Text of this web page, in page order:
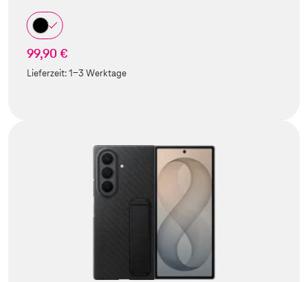
99,90 €
Lieferzeit:1-3 Werktage